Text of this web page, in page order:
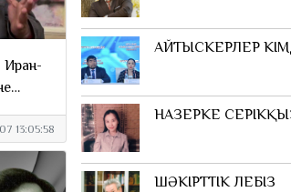
Иран-
13:05:58
АЙТЫСКЕРЛЕР
НАЗЕРКЕ
ШӘКІРТТІК ЛЕБІЗ